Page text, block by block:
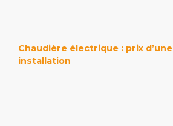
Chaudière électrique : prix d’une
installation